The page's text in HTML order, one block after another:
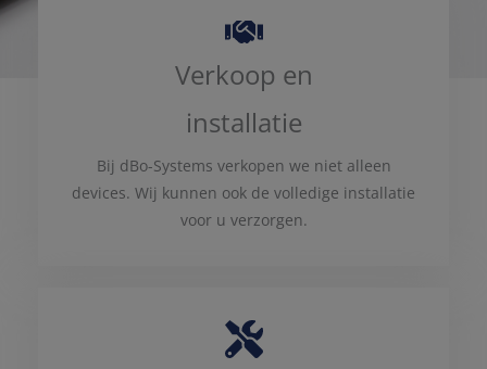
Verkoop en
installatie
Bij dBo-Systems verkopen we niet alleen
devices. Wij kunnen ook de volledige installatie
voor u verzorgen.